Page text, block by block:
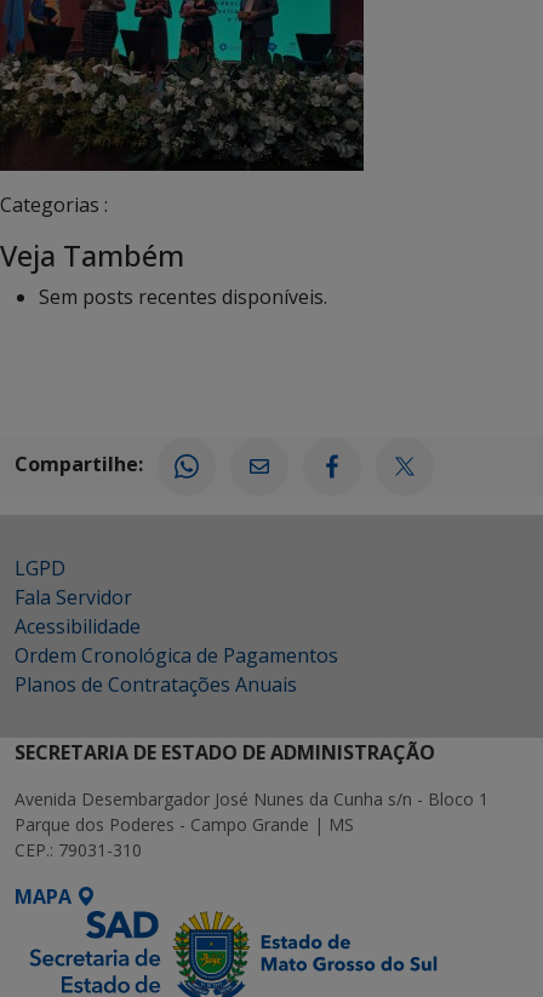
Categorias :
Veja Também
Sem posts recentes disponíveis.
Compartilhe:
LGPD
Fala Servidor
Acessibilidade
Ordem Cronológica de Pagamentos
Planos de Contratações Anuais
SECRETARIA DE ESTADO DE ADMINISTRAÇÃO
Avenida Desembargador José Nunes da Cunha s/n - Bloco 1
Parque dos Poderes - Campo Grande | MS
CEP.: 79031-310
MAPA